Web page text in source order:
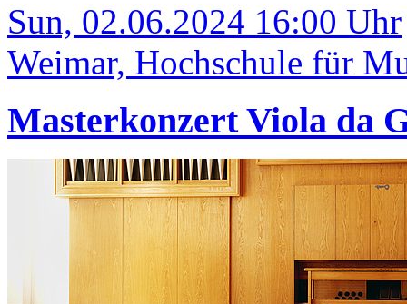
Sun, 02.06.2024 16:00 Uhr
Weimar, Hochschule für
Masterkonzert Viola da